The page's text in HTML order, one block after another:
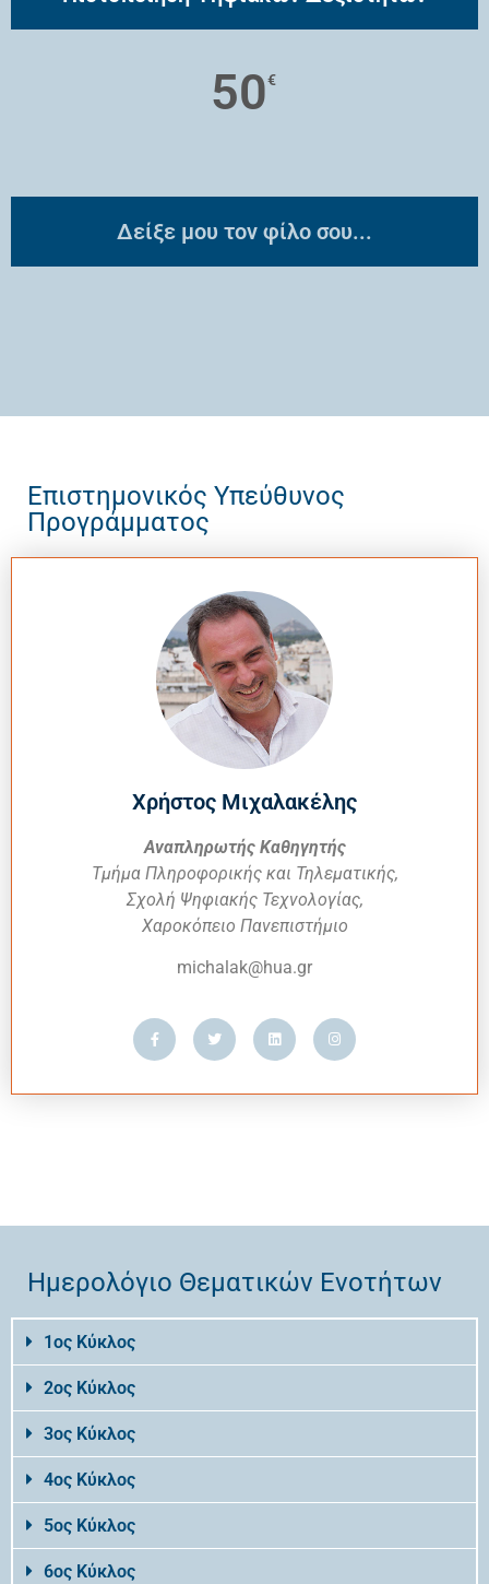
50€
Δείξε μου τον φίλο σου...
Επιστημονικός Υπεύθυνος
Προγράμματος
Χρήστος Μιχαλακέλης
Αναπληρωτής Καθηγητής
Τμήμα Πληροφορικής και Τηλεματικής,
Σχολή Ψηφιακής Τεχνολογίας,
Χαροκόπειο Πανεπιστήμιο
michalak@hua.gr
Ημερολόγιο Θεματικών Ενοτήτων
1ος Κύκλος
2ος Κύκλος
3ος Κύκλος
4ος Κύκλος
5ος Κύκλος
6ος Κύκλος